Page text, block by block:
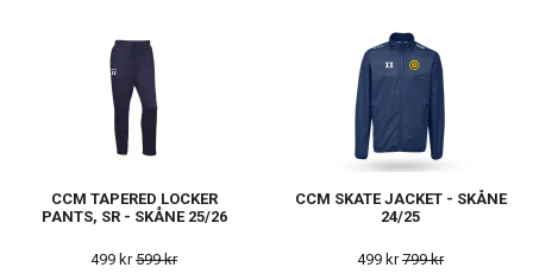
CCM TAPERED LOCKER
PANTS, SR - SKÅNE 25/26
499 kr599 kr
CCM SKATE JACKET - SKÅNE
24/25
499 kr799 kr